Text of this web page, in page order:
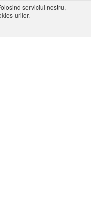
serviciul nostru,
urilor.